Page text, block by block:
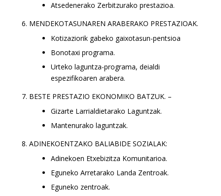
Atsedenerako Zerbitzurako prestazioa.
MENDEKOTASUNAREN ARABERAKO PRESTAZIOAK.
Kotizaziorik gabeko gaixotasun-pentsioa
Bonotaxi programa.
Urteko laguntza-programa, deialdi
espezifikoaren arabera.
BESTE PRESTAZIO EKONOMIKO BATZUK. –
Gizarte Larrialdietarako Laguntzak.
Mantenurako laguntzak.
ADINEKOENTZAKO BALIABIDE SOZIALAK:
Adinekoen Etxebizitza Komunitarioa.
Eguneko Arretarako Landa Zentroak.
Eguneko zentroak.